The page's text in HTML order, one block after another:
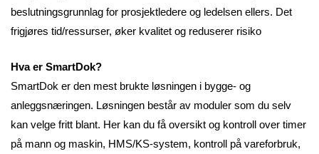
beslutningsgrunnlag for prosjektledere og ledelsen ellers. Det
frigjøres tid/ressurser, øker kvalitet og reduserer risiko
Hva er SmartDok?
SmartDok er den mest brukte løsningen i bygge- og
anleggsnæringen. Løsningen består av moduler som du selv
kan velge fritt blant. Her kan du få oversikt og kontroll over timer
på mann og maskin, HMS/KS-system, kontroll på vareforbruk,